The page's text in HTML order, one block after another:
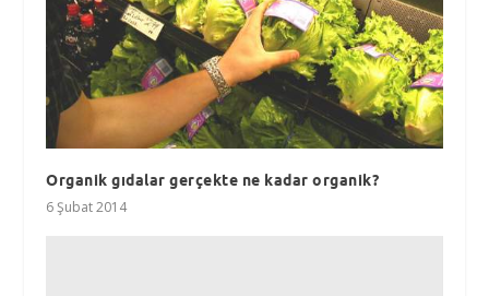
Organik gıdalar gerçekte ne kadar organik?
6 Şubat 2014